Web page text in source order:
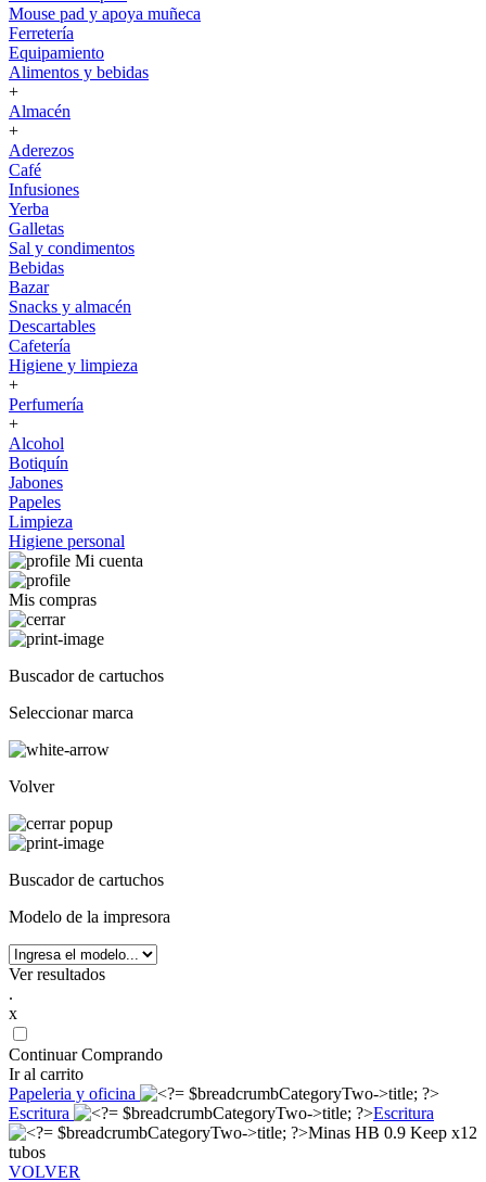
Mouse pad y apoya muñeca
Ferretería
Equipamiento
Alimentos y bebidas
+
Almacén
+
Aderezos
Café
Infusiones
Yerba
Galletas
Sal y condimentos
Bebidas
Bazar
Snacks y almacén
Descartables
Cafetería
Higiene y limpieza
+
Perfumería
+
Alcohol
Botiquín
Jabones
Papeles
Limpieza
Higiene personal
Mi cuenta
Mis compras
Buscador de cartuchos
Seleccionar marca
Volver
Buscador de cartuchos
Modelo de la impresora
Ver resultados
.
x
Continuar Comprando
Ir al carrito
Papeleria y oficina
Escritura
Escritura
Minas HB 0.9 Keep x12
tubos
VOLVER